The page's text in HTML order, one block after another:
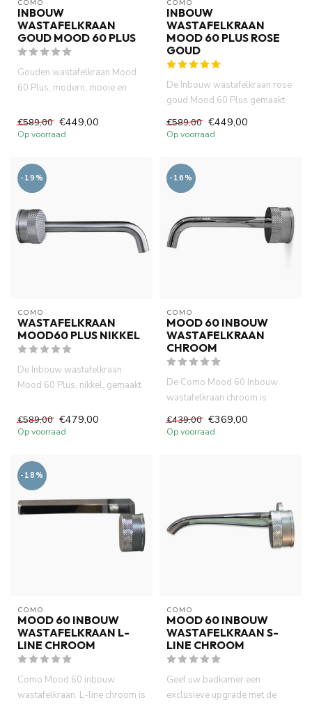
COMO
INBOUW
WASTAFELKRAAN
GOUD MOOD 60 PLUS
Gouden wastafelkraan Mood
60 Plus, modern, mooie en
kraan...
€589,00 €449,00
Op voorraad
COMO
INBOUW
WASTAFELKRAAN
MOOD 60 PLUS ROSE
GOUD
De Inbouw wastafelkraan rose
goud Mood 60 Plus gemaakt
€589,00 €449,00
Op voorraad
-19%
COMO
WASTAFELKRAAN
MOOD60 PLUS NIKKEL
De Inbouw wastafelkraan
Mood 60 Plus, nikkel, gemaakt
€589,00 €479,00
Op voorraad
-16%
COMO
MOOD 60 INBOUW
WASTAFELKRAAN
CHROOM
De Como Mood 60 Inbouw
wastafelkraan chroom is
messing....
€439,00 €369,00
Op voorraad
-18%
COMO
MOOD 60 INBOUW
WASTAFELKRAAN L-
LINE CHROOM
Como Mood 60 inbouw
wastafelkraan. L-line chroom is
COMO
MOOD 60 INBOUW
WASTAFELKRAAN S-
LINE CHROOM
Geef uw badkamer een
exclusieve upgrade met de